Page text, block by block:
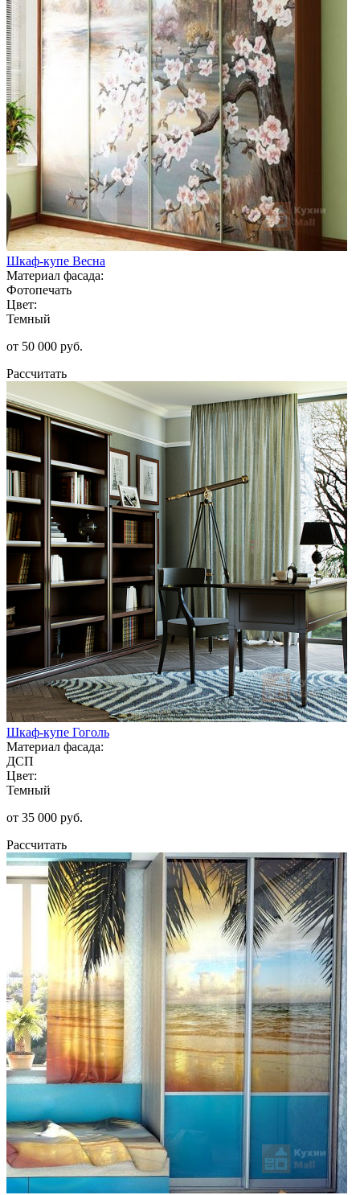
Шкаф-купе Весна
Материал фасада:
Фотопечать
Цвет:
Темный
от 50 000 руб.
Рассчитать
Шкаф-купе Гоголь
Материал фасада:
ДСП
Цвет:
Темный
от 35 000 руб.
Рассчитать